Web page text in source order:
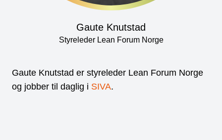
Gaute Knutstad
Styreleder Lean Forum Norge
Gaute Knutstad er styreleder Lean Forum Norge
og jobber til daglig i SIVA.